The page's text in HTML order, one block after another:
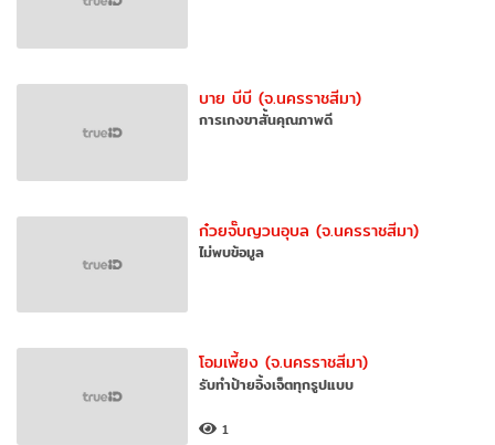
บาย บีบี (จ.นครราชสีมา)
การเกงขาสั้นคุณภาพดี
ก๋วยจั๊บญวนอุบล (จ.นครราชสีมา)
ไม่พบข้อมูล
โอมเพี้ยง (จ.นครราชสีมา)
รับทำป้ายอิ้งเจ็ตทุกรูปแบบ
1